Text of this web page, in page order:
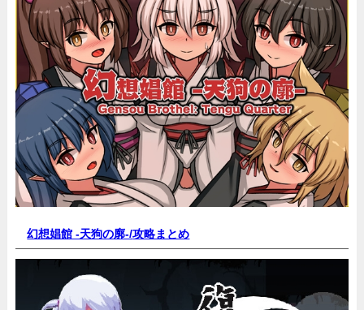
幻想娼館 -天狗の廓-/攻略まとめ